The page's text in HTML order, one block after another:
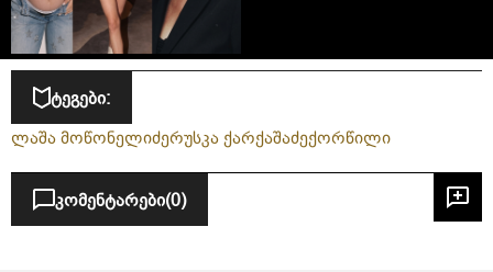
ტეგები:
ლაშა მოწონელიძერუსკა ქარქაშაძექორწილი
კომენტარები(0)